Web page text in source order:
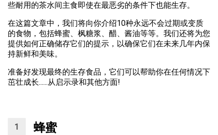
些耐用的茶水间主食即使在最恶劣的条件下也能生存。
在这篇文章中，我们将向你介绍10种永远不会过期或变质
的食物，包括蜂蜜、枫糖浆、醋、酱油等等。我们还将为您
提供如何正确储存它们的提示，以确保它们在未来几年内保
持新鲜和美味。
准备好发现最终的生存食品，它们可以帮助你在任何情况下
茁壮成长......从启示录和其他方面!
蜂蜜